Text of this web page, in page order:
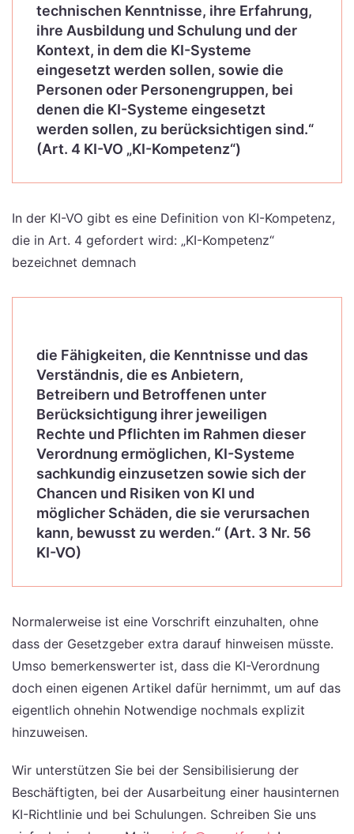
technischen Kenntnisse, ihre Erfahrung,
ihre Ausbildung und Schulung und der
Kontext, in dem die KI-Systeme
eingesetzt werden sollen, sowie die
Personen oder Personengruppen, bei
denen die KI-Systeme eingesetzt
werden sollen, zu berücksichtigen sind.“
(Art. 4 KI-VO „KI-Kompetenz“)
In der KI-VO gibt es eine Definition von KI-Kompetenz,
die in Art. 4 gefordert wird: „KI-Kompetenz“
bezeichnet demnach
die Fähigkeiten, die Kenntnisse und das
Verständnis, die es Anbietern,
Betreibern und Betroffenen unter
Berücksichtigung ihrer jeweiligen
Rechte und Pflichten im Rahmen dieser
Verordnung ermöglichen, KI-Systeme
sachkundig einzusetzen sowie sich der
Chancen und Risiken von KI und
möglicher Schäden, die sie verursachen
kann, bewusst zu werden.“ (Art. 3 Nr. 56
KI-VO)
Normalerweise ist eine Vorschrift einzuhalten, ohne
dass der Gesetzgeber extra darauf hinweisen müsste.
Umso bemerkenswerter ist, dass die KI-Verordnung
doch einen eigenen Artikel dafür hernimmt, um auf das
eigentlich ohnehin Notwendige nochmals explizit
hinzuweisen.
Wir unterstützen Sie bei der Sensibilisierung der
Beschäftigten, bei der Ausarbeitung einer hausinternen
KI-Richtlinie und bei Schulungen. Schreiben Sie uns